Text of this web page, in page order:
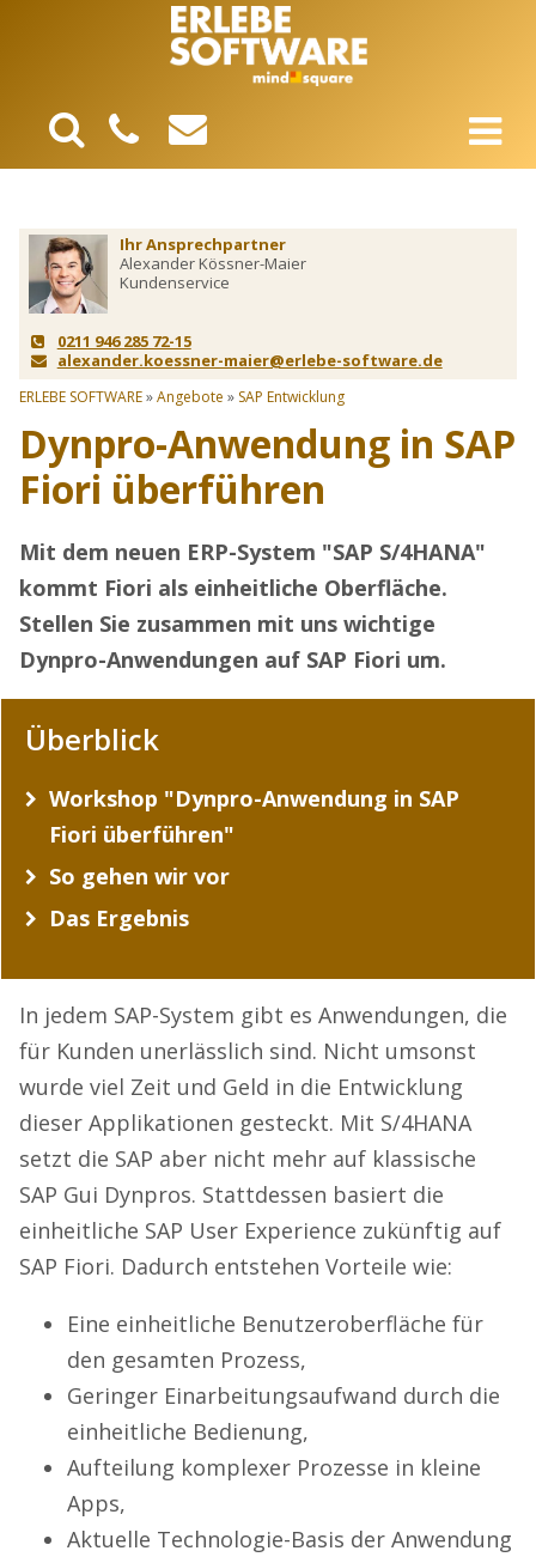
Ihr Ansprechpartner
Alexander Kössner-Maier
Kundenservice
0211 946 285 72-15
alexander.koessner-maier@erlebe-software.de
ERLEBE SOFTWARE»Angebote » SAP Entwicklung
Dynpro-Anwendung in SAP
Fiori überführen
Mit dem neuen ERP-System "SAP S/4HANA"
kommt Fiori als einheitliche Oberfläche.
Stellen Sie zusammen mit uns wichtige
Dynpro-Anwendungen auf SAP Fiori um.
Überblick
Workshop "Dynpro-Anwendung in SAP
Fiori überführen"
So gehen wir vor
Das Ergebnis
In jedem SAP-System gibt es Anwendungen, die
für Kunden unerlässlich sind. Nicht umsonst
wurde viel Zeit und Geld in die Entwicklung
dieser Applikationen gesteckt. Mit S/4HANA
setzt die SAP aber nicht mehr auf klassische
SAP Gui Dynpros. Stattdessen basiert die
einheitliche SAP User Experience zukünftig auf
SAP Fiori. Dadurch entstehen Vorteile wie:
Eine einheitliche Benutzeroberfläche für
den gesamten Prozess,
Geringer Einarbeitungsaufwand durch die
einheitliche Bedienung,
Aufteilung komplexer Prozesse in kleine
Apps,
Aktuelle Technologie-Basis der Anwendung